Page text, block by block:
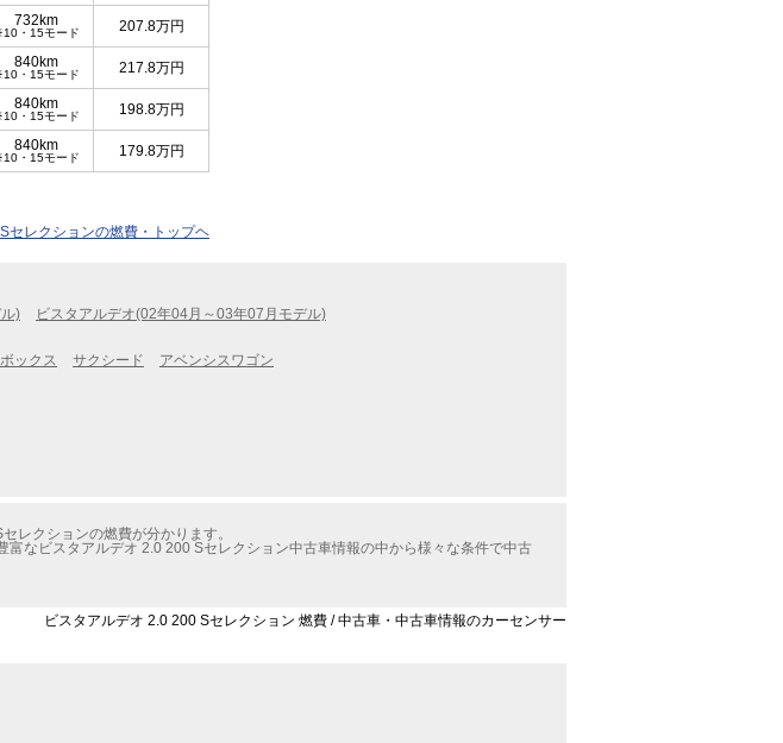
732km
・15モード 207.8万円
840km
・15モード 217.8万円
840km
・15モード 198.8万円
840km
・15モード 179.8万円
セレクションの燃費・トップヘ
)
ビスタアルデオ(02年04月～03年07月モデル)
ックス サクシード アベンシスワゴン
レクションの燃費が分かります。
なビスタアルデオ 2.0 200 Sセレクション中古車情報の中から様々な条件で中古
ビスタアルデオ 2.0 200 Sセレクション 燃費 / 中古車・中古車情報のカーセンサー